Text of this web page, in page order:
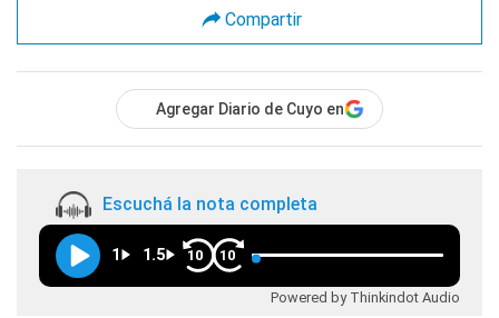
Compartir
Agregar Diario de Cuyo en
Escuchá la nota completa
1 1.5 10 10
Powered by Thinkindot Audio